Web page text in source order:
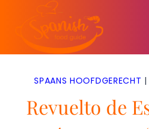
Doorgaan
inhoud
SPAANS HOOFDGERECHT |
Revuelto de